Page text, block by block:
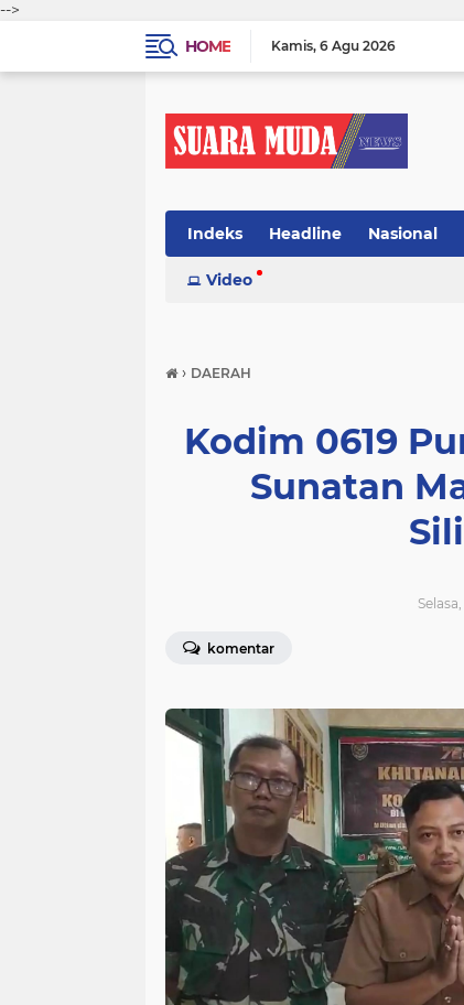
-->
HOME
Kamis 6 Agu 2026
Indeks Headline Nasional
Video
› DAERAH
Kodim 0619
Sunatan
komentar